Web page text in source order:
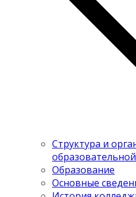
Структура и
Образование
Основные